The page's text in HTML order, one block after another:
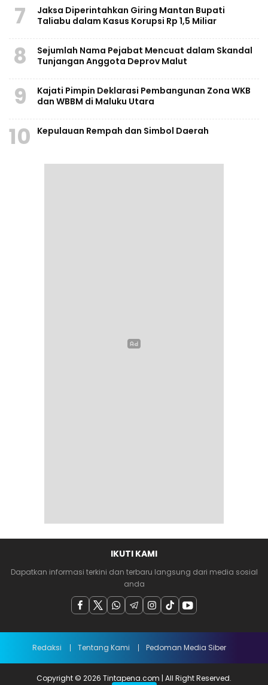
7
Jaksa Diperintahkan Giring Mantan Bupati
Taliabu dalam Kasus Korupsi Rp 1,5 Miliar
8
Sejumlah Nama Pejabat Mencuat dalam Skandal
Tunjangan Anggota Deprov Malut
9
Kajati Pimpin Deklarasi Pembangunan Zona WKB
dan WBBM di Maluku Utara
10 Kepulauan Rempah dan Simbol Daerah
IKUTI KAMI
Dapatkan informasi terkini dan terbaru langsung dari media sosial
anda
Redaksi Tentang Kami Pedoman Media Siber
Copyright © 2026 Tintapena.com | All Right Reserved.